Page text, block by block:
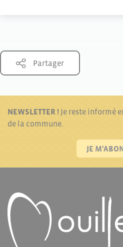
Partager
NEWSLETTER ! Je reste informé
de la commune.
JE